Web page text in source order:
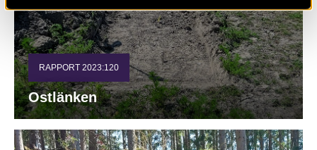
RAPPORT 2023:120
Ostlänken